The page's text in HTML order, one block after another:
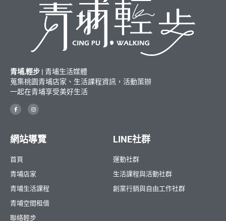
青埔,輕步 | 青埔生活媒體
蒐集桃園青埔店家、生活課程資訊，活動策辦
一起在青埔享受美好生活
網站導覽
首頁
青埔店家
青埔生活課程
青埔空間租借
聯絡輕步
LINE社群
運動社群
生活課程與活動社群
創業行銷與自由工作社群